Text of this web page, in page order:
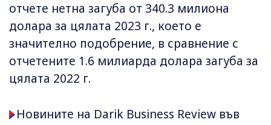
отчете нетна загуба от 340.3 милиона
долара за цялата 2023 г., което е
значително подобрение, в сравнение с
отчетените 1.6 милиарда долара загуба за
цялата 2022 г.
Новините на Darik Business Review във